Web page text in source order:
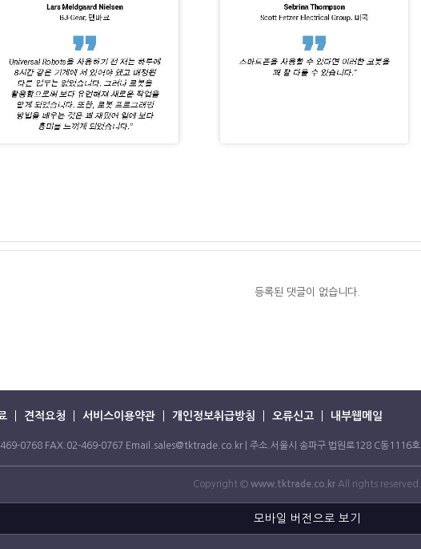
등록된 댓글이 없습니다.
견적요청 서비스이용약관 개인정보취급방침 오류신고 내부웹메일
0768 FAX.02-469-0767 Email.sales@tktrade.co.kr | 주소.서울시 송파구 법원로128 C동1116호
Copyright © www.tktrade.co.kr All rights reserved.
모바일 버전으로 보기